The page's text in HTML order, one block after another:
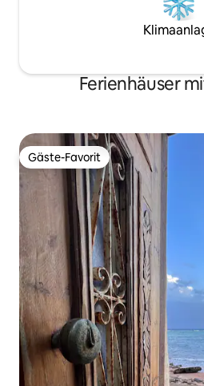
Ferienhäuser
Gäste-Favorit
Gäste-Favorit